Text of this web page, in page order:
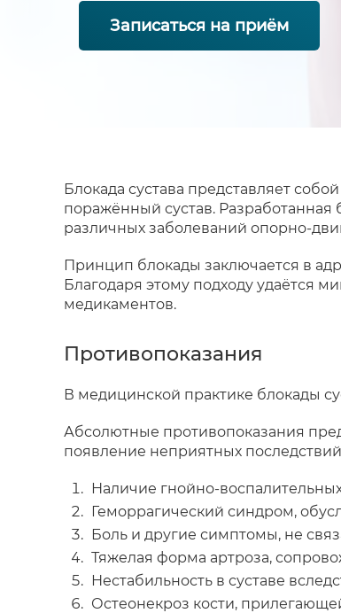
Записаться на приём
Блокада сустава представляет
поражённый сустав.
различных заболеваний опорно-
Принцип блокады заключается в
Благодаря этому подходу удаётся
медикаментов.
Противопоказания
В медицинской практике блокады
Абсолютные противопоказания
появление неприятных
Наличие гнойно-
Геморрагический синдром,
Боль и другие симптомы, не
Тяжелая форма артроза,
Нестабильность в суставе
Остеонекроз кости,